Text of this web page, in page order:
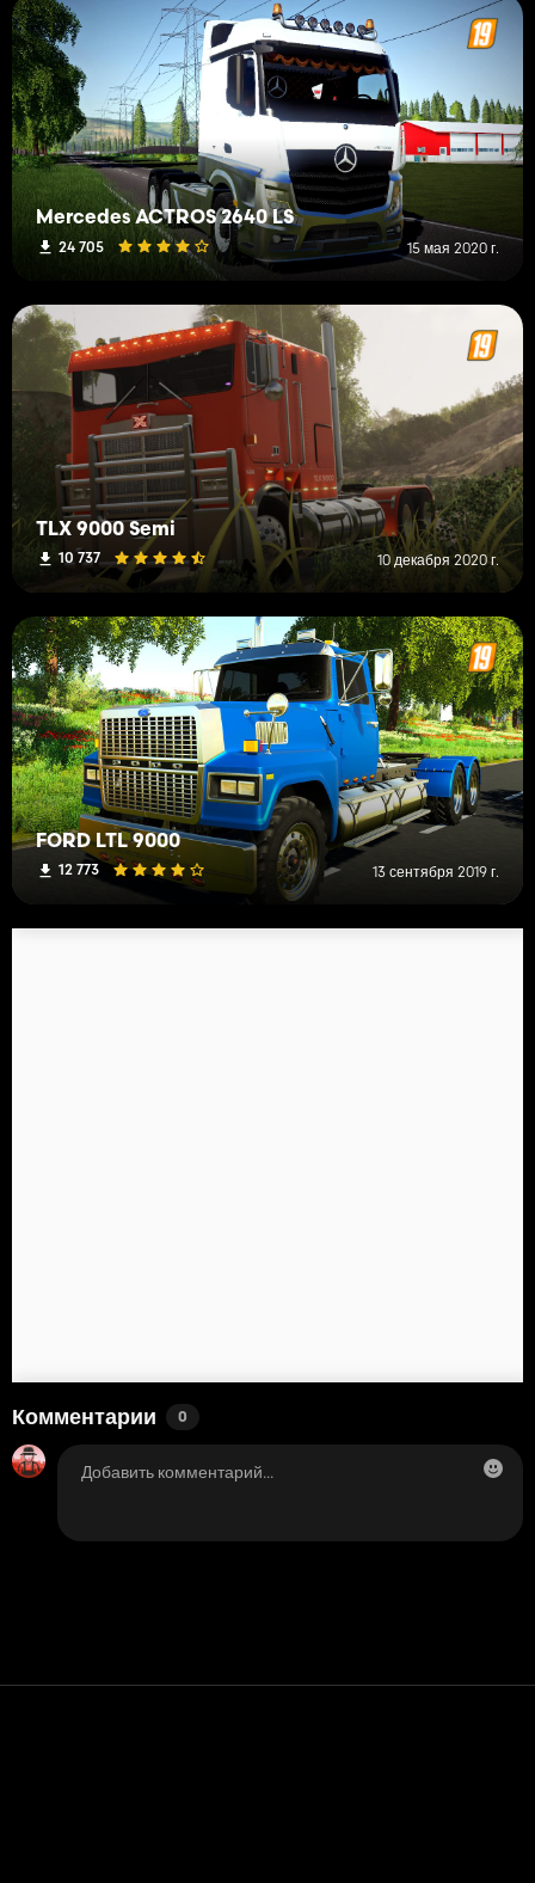
Mercedes ACTROS 2640 LS
24 705 15 мая 2020 г.
TLX 9000 Semi
10 737 10 декабря 2020 г.
FORD LTL 9000
12 773 13 сентября 2019 г.
Комментарии 0